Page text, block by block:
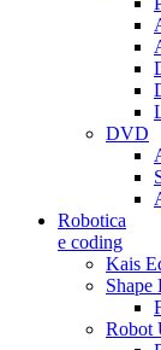
DVD
Robotica
e coding
Kais
Shape
Robot